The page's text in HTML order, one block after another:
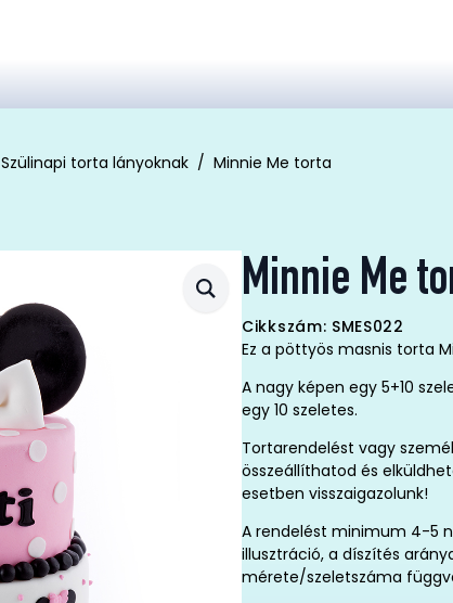
Szülinapi torta lányoknak Minnie Me torta
Minnie Me
Cikkszám: SMES022
Ez a pöttyös masnis torta
A nagy képen egy 5+10
egy 10 szeletes.
Tortarendelést vagy
összeállíthatod és
esetben visszaigazolunk!
A rendelést minimum 4-5
illusztráció, a díszítés
mérete/szeletszáma